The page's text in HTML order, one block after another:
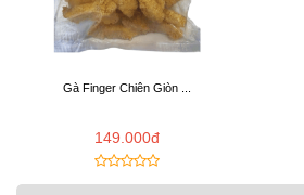
Gà Finger Chiên Giòn ...
149.000đ